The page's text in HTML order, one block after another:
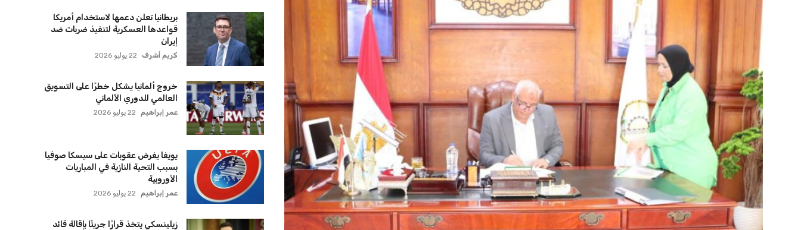
علوم وتكنولوجيا
المرأة والجمال
محافظات
بريطانيا تعلن دعمها لاستخدام أمريكا
قواعدها العسكرية لتنفيذ ضربات ضد
إيران
كريم أشرف 22 يوليو 2026
خروج ألمانيا يشكل خطرًا على التسويق
العالمي للدوري الألماني
عمر إبراهيم 22 يوليو 2026
يويفا يفرض عقوبات على سيسكا صوفيا
بسبب التحية النازية في المباريات
الأوروبية
عمر إبراهيم 22 يوليو 2026
زيلينسكي يتخذ قرارًا جريئًا بإقالة قائد